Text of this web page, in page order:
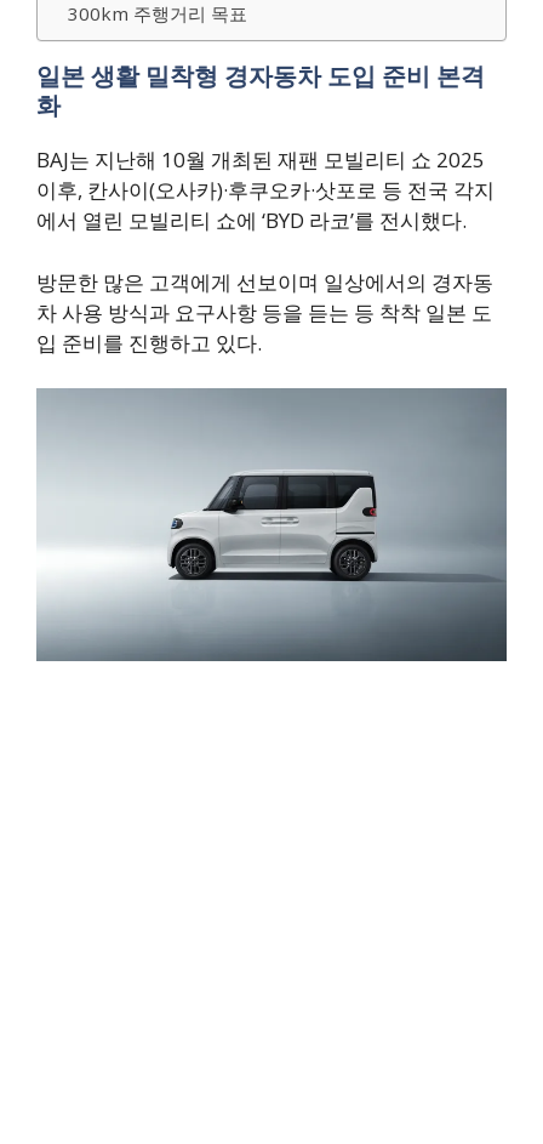
300km 주행거리 목표
일본 생활 밀착형 경자동차 도입 준비 본격
화
BAJ는 지난해 10월 개최된 재팬 모빌리티 쇼 2025
이후, 칸사이(오사카)·후쿠오카·삿포로 등 전국 각지
에서 열린 모빌리티 쇼에 ‘BYD 라코’를 전시했다.
방문한 많은 고객에게 선보이며 일상에서의 경자동
차 사용 방식과 요구사항 등을 듣는 등 착착 일본 도
입 준비를 진행하고 있다.